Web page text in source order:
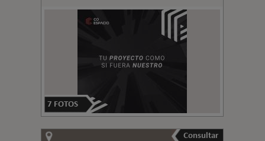
7 FOTOS
Consultar